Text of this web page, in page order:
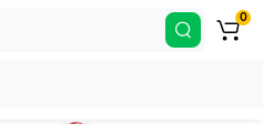
0